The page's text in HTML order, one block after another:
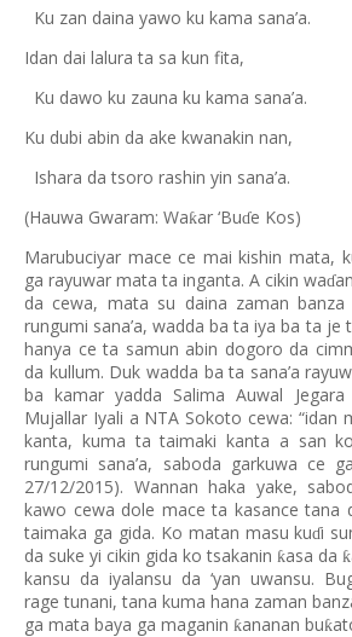
Ku zan daina yawo ku kama sana’a.
Idan dai lalura ta sa kun fita,
Ku dawo ku zauna ku kama sana’a.
Ku dubi abin da ake kwanakin nan,
Ishara da tsoro rashin yin sana’a.
(Hauwa Gwaram: Waƙar ‘Buɗe Kos)
Marubuciyar mace ce mai kishin mata,
ga rayuwar mata ta inganta. A cikin waɗ
da cewa, mata su daina zaman
rungumi sana’a, wadda ba ta iya ba ta je
hanya ce ta samun abin dogoro da
da kullum. Duk wadda ba ta sana’a
ba kamar yadda Salima Auwal
Mujallar Iyali a NTA Sokoto cewa: “idan
kanta, kuma ta taimaki kanta a san
rungumi sana’a, saboda garkuwa ce
27/12/2015). Wannan haka yake,
kawo cewa dole mace ta kasance tana
taimaka ga gida. Ko matan masu kuɗi
da suke yi cikin gida ko tsakanin ƙasa da ƙ
kansu da iyalansu da ‘yan uwansu.
rage tunani, tana kuma hana zaman
ga mata baya ga maganin ƙananan buƙ